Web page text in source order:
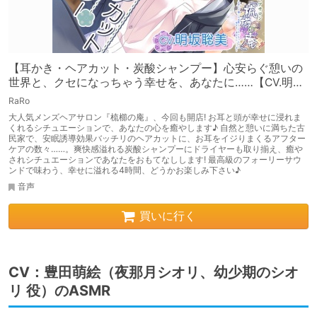
【耳かき・ヘアカット・炭酸シャンプー】心安らぐ憩いの
世界と、クセになっちゃう幸せを、あなたに……【CV.明坂
聡美】
RaRo
大人気メンズヘアサロン『梳櫛の庵』、今回も開店! お耳と頭が幸せに浸れま
くれるシチュエーションで、あなたの心を癒やします♪ 自然と憩いに満ちた古
民家で、安眠誘導効果バッチリのヘアカットに、お耳をイジりまくるアフター
ケアの数々……。爽快感溢れる炭酸シャンプーにドライヤーも取り揃え、癒や
されシチュエーションであなたをおもてなしします! 最高級のフォーリーサウ
ンドで味わう、幸せに溢れる4時間、どうかお楽しみ下さい♪
音声
買いに行く
CV：豊田萌絵（夜那月シオリ、幼少期のシオ
リ 役）のASMR